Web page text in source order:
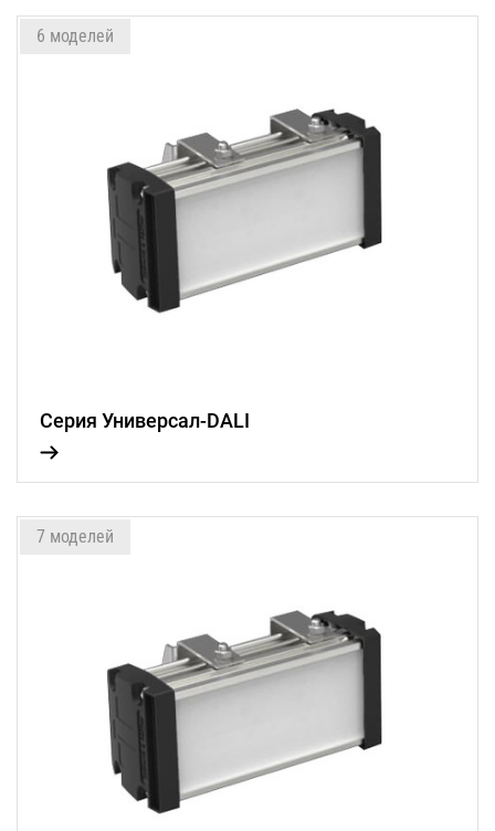
6 моделей
Серия Универсал-DALI
7 моделей